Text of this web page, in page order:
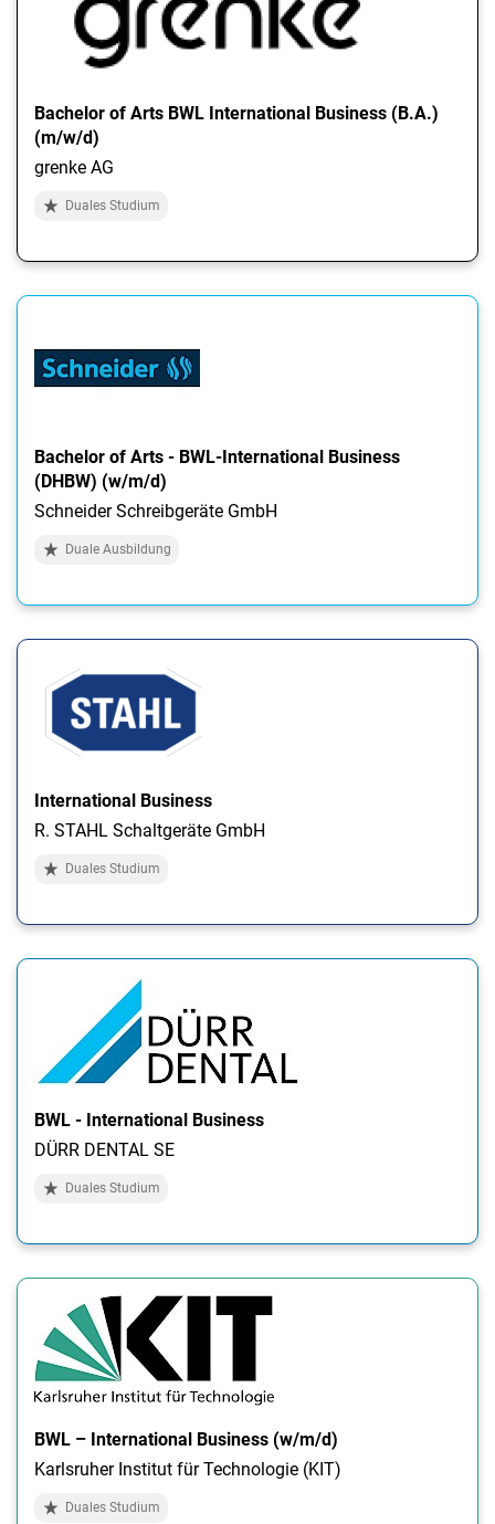
Bachelor of Arts BWL International Business (B.A.)
(m/w/d)
grenke AG
Duales Studium
Bachelor of Arts - BWL-International Business
(DHBW) (w/m/d)
Schneider Schreibgeräte GmbH
Duale Ausbildung
International Business
R. STAHL Schaltgeräte GmbH
Duales Studium
BWL - International Business
DÜRR DENTAL SE
Duales Studium
BWL – International Business (w/m/d)
Karlsruher Institut für Technologie (KIT)
Duales Studium